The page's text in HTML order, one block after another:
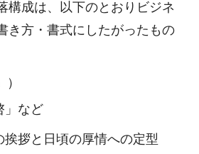
構成は、以下のとおりビジネ
き方・書式にしたがったもの
」など
拶と日頃の厚情への定型